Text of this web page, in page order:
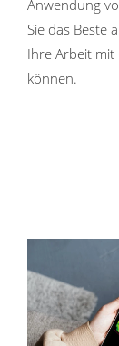
Anwendung
Sie das Beste
Ihre Arbeit mit
können.